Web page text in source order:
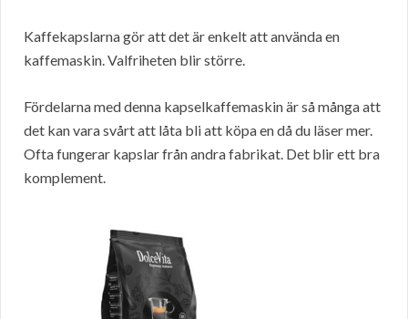
Kaffekapslarna gör att det är enkelt att använda en
kaffemaskin. Valfriheten blir större.
Fördelarna med denna kapselkaffemaskin är så många att
det kan vara svårt att låta bli att köpa en då du läser mer.
Ofta fungerar kapslar från andra fabrikat. Det blir ett bra
komplement.